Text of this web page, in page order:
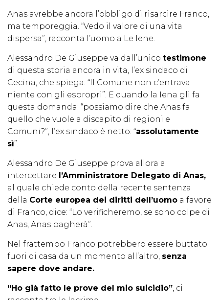
Anas avrebbe ancora l’obbligo di risarcire Franco,
ma temporeggia. “Vedo il valore di una vita
dispersa”, racconta l’uomo a Le Iene.
Alessandro De Giuseppe va dall’unico testimone
di questa storia ancora in vita, l’ex sindaco di
Cecina, che spiega: “Il Comune non c’entrava
niente con gli espropri”. E quando la Iena gli fa
questa domanda: “possiamo dire che Anas fa
quello che vuole a discapito di regioni e
Comuni?”, l’ex sindaco è netto: “assolutamente
sì”.
Alessandro De Giuseppe prova allora a
intercettare l’Amministratore Delegato di Anas,
al quale chiede conto della recente sentenza
della Corte europea dei diritti dell’uomo a favore
di Franco, dice: “Lo verificheremo, se sono colpe di
Anas, Anas pagherà”.
Nel frattempo Franco potrebbero essere buttato
fuori di casa da un momento all’altro, senza
sapere dove andare.
“Ho già fatto le prove del mio suicidio”, ci